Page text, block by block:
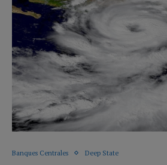
Banques Centrales Deep State